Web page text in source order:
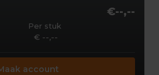
€--,--
Per stuk
€ --,--
account